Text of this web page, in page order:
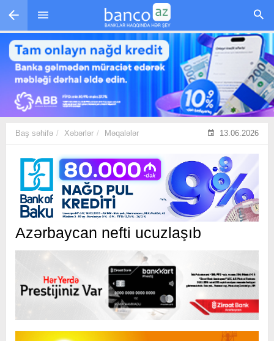
Skip to main content
Baş səhifə Xəbərlər Məqalələr 13.06.2026
Azərbaycan nefti ucuzlaşıb